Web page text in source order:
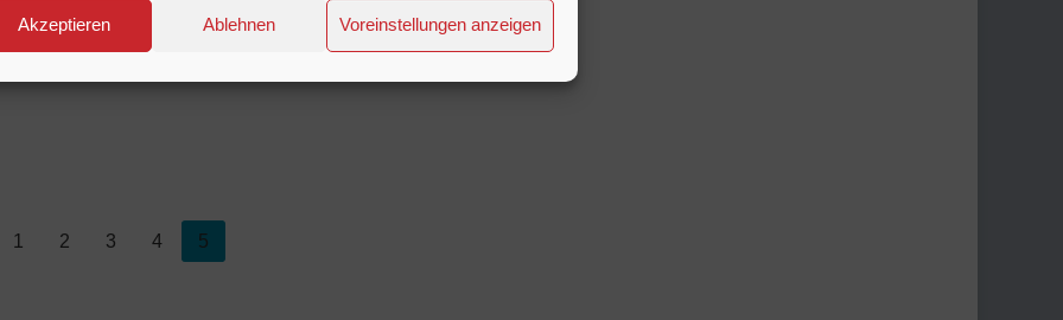
Akzeptieren Ablehnen Voreinstellungen anzeigen
1 2 3 4 5